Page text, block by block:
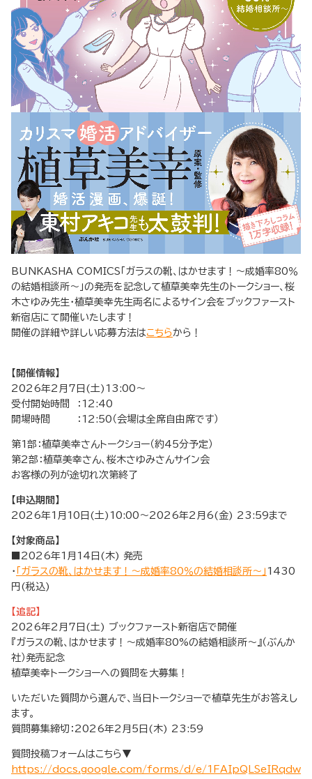
BUNKASHA COMICS「ガラスの靴、はかせます！～成婚率80％
の結婚相談所～」の発売を記念して植草美幸先生のトークショー、桜
木さゆみ先生・植草美幸先生両名によるサイン会をブックファースト
新宿店にて開催いたします！
開催の詳細や詳しい応募方法はこちらから！
【開催情報】
2026年2月7日(土)13:00～
受付開始時間 ：12:40
開場時間 ：12:50（会場は全席自由席です）
第1部：植草美幸さんトークショー（約45分予定）
第2部：植草美幸さん、桜木さゆみさんサイン会
お客様の列が途切れ次第終了
【申込期間】
2026年1月10日(土)10:00～2026年2月6(金) 23:59まで
【対象商品】
■2026年1月14日(木) 発売
・ 「ガラスの靴、はかせます！～成婚率80％の結婚相談所～」 1430
円(税込)
【追記】
2026年2月7日(土) ブックファースト新宿店で開催
『ガラスの靴、はかせます！～成婚率80%の結婚相談所～』（ぶんか
社）発売記念
植草美幸トークショーへの質問を大募集！
いただいた質問から選んで、当日トークショーで植草先生がお答えし
ます。
質問募集締切：2026年2月5日(木) 23:59
質問投稿フォームはこちら▼
https://docs.google.com/forms/d/e/1FAIpQLSeIRqdw